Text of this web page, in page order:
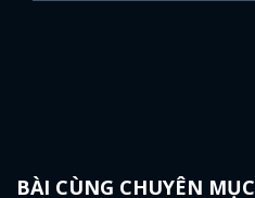
BÀI CÙNG CHUYÊN MỤC